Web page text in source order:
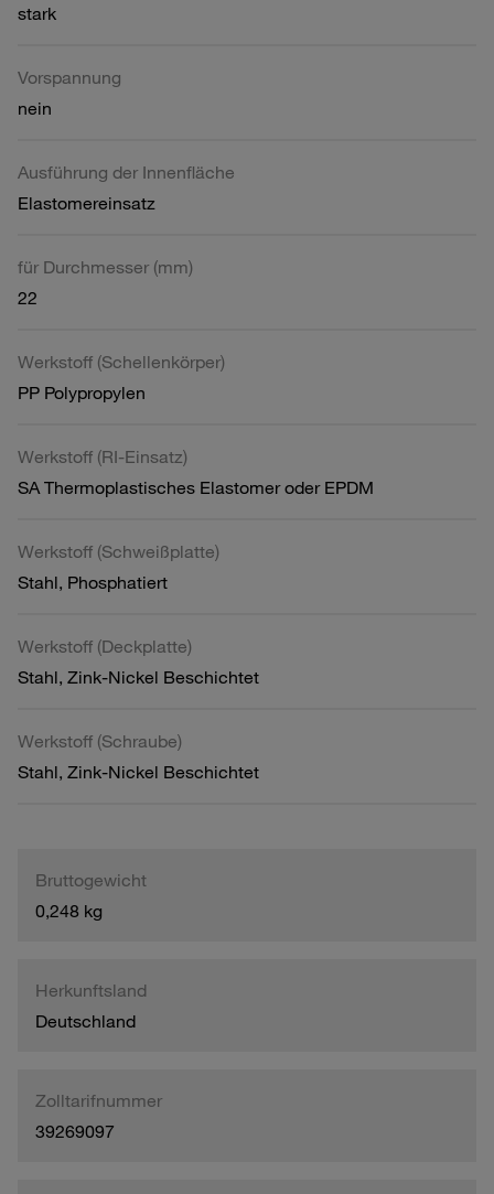
stark
Vorspannung
nein
Ausführung der Innenfläche
Elastomereinsatz
für Durchmesser (mm)
22
Werkstoff (Schellenkörper)
PP Polypropylen
Werkstoff (RI-Einsatz)
SA Thermoplastisches Elastomer oder EPDM
Werkstoff (Schweißplatte)
Stahl, Phosphatiert
Werkstoff (Deckplatte)
Stahl, Zink-Nickel Beschichtet
Werkstoff (Schraube)
Stahl, Zink-Nickel Beschichtet
Bruttogewicht
0,248 kg
Herkunftsland
Deutschland
Zolltarifnummer
39269097